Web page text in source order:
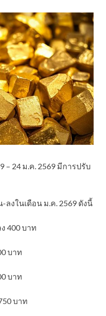
– 24 ม.ค. 2569 มีการปรับ
งในเดือน ม.ค. 2569 ดังนี้
400 บาท
บาท
บาท
บาท